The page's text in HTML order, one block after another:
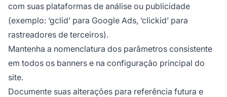
com suas plataformas de análise ou publicidade
(exemplo: ‘gclid’ para Google Ads, ‘clickid’ para
rastreadores de terceiros).
Mantenha a nomenclatura dos parâmetros consistente
em todos os banners e na configuração principal do
site.
Documente suas alterações para referência futura e